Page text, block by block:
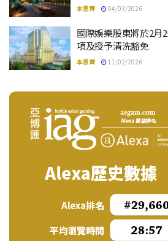
本思齊 04/03/2026
國際娛樂股東將於2月
項及授予清洗豁免
本思齊 11/02/2026